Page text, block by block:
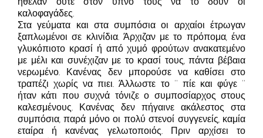
καλοφαγάδες.
Στα γεύματα και στα συμπόσια οι αρχαίοι έτρωγαν
ξαπλωμένοι σε κλινίδια. Άρχιζαν με το πρόπομα, ένα
γλυκόπιοτο κρασί ή από χυμό φρούτων ανακατεμένο
με μέλι και συνέχιζαν με το κρασί τους, πάντα βέβαια
νερωμένο. Κανένας δεν μπορούσε να καθίσει στο
τραπέζι χωρίς να πιει. Άλλωστε το ‘’ πίε και φύγε ‘’
ήταν κάτι που συχνά τόνιζε ο συμποσίαρχος στους
καλεσμένους. Κανένας δεν πήγαινε ακάλεστος στα
συμπόσια, παρά μόνο οι πολύ στενοί συγγενείς, καμία
εταίρα ή κανένας γελωτοποιός. Πριν αρχίσει το